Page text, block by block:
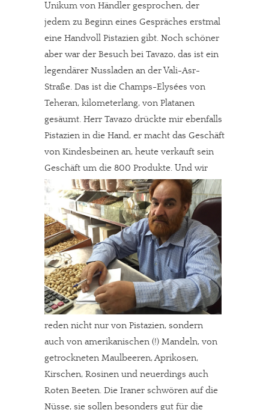
Unikum von Händler gesprochen, der
jedem zu Beginn eines Gespräches erstmal
eine Handvoll Pistazien gibt. Noch schöner
aber war der Besuch bei Tavazo, das ist ein
legendärer Nussladen an der Vali-Asr-
Straße. Das ist die Champs-Elysées von
Teheran, kilometerlang, von Platanen
gesäumt. Herr Tavazo drückte mir ebenfalls
Pistazien in die Hand, er macht das Geschäft
von Kindesbeinen an, heute verkauft sein
Geschäft um die 800 Produkte. Und wir
reden nicht nur von Pistazien, sondern
auch von amerikanischen (!) Mandeln, von
getrockneten Maulbeeren, Aprikosen,
Kirschen, Rosinen und neuerdings auch
Roten Beeten. Die Iraner schwören auf die
Nüsse, sie sollen besonders gut für die